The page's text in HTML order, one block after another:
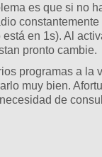
es que si no
en 1s). Al
pronto cambie.
programas a
muy bien.
de